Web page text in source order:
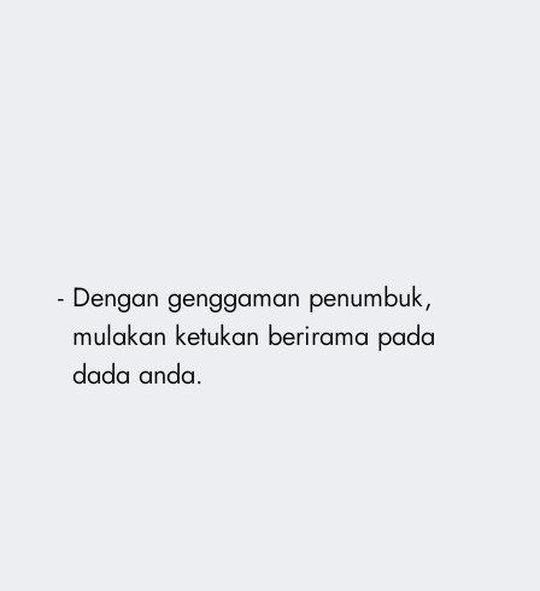
Dengan genggaman penumbuk,
mulakan ketukan berirama pada
dada anda.